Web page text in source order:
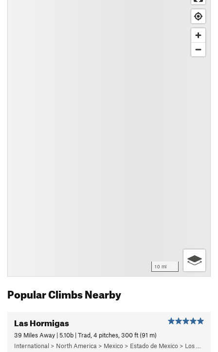
10 mi
Popular Climbs Nearby
Las Hormigas
39 Miles Away | 5.10b | Trad, 4 pitches, 300 ft (91 m)